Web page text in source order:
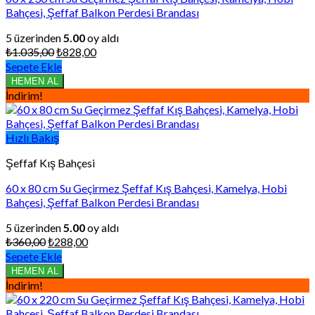
Bahçesi, Şeffaf Balkon Perdesi Brandası
5 üzerinden 5.00oy aldı
₺1.035,00Orijinal
fiyat:
₺1.035,00.
₺828,00Şu
₺828,00.
Sepete Ekle
HEMEN AL
İndirim!
Hızlı Bakış
Şeffaf Kış Bahçesi
60 x 80 cm Su Geçirmez Şeffaf Kış Bahçesi, Kamelya, Hobi
Bahçesi, Şeffaf Balkon Perdesi Brandası
5 üzerinden 5.00oy aldı
₺360,00Orijinal
fiyat:
₺360,00.
₺288,00Şu
₺288,00.
Sepete Ekle
HEMEN AL
İndirim!